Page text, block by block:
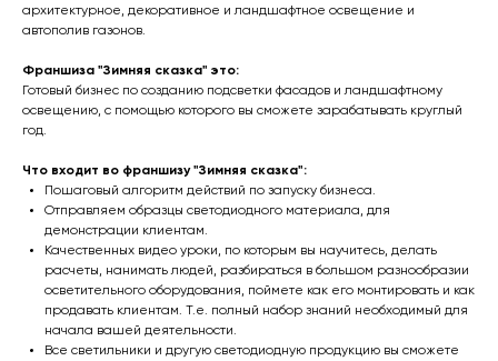
архитектурное, декоративное и ландшафтное освещение и
автополив газонов.
Франшиза "Зимняя сказка" это:
Готовый бизнес по созданию подсветки фасадов и ландшафтному
освещению, с помощью которого вы сможете зарабатывать круглый
год.
Что входит во франшизу "Зимняя сказка":
Пошаговый алгоритм действий по запуску бизнеса.
Отправляем образцы светодиодного материала, для
демонстрации клиентам.
Качественных видео уроки, по которым вы научитесь, делать
расчеты, нанимать людей, разбираться в большом разнообразии
осветительного оборудования, поймете как его монтировать и как
продавать клиентам. Т.е. полный набор знаний необходимый для
начала вашей деятельности.
Все светильники и другую светодиодную продукцию вы сможете